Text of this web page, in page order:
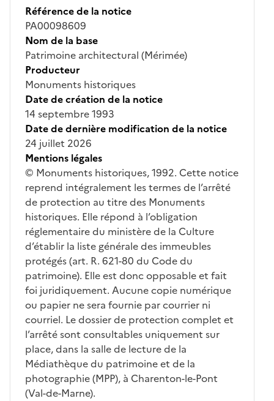
Référence de la notice
PA00098609
Nom de la base
Patrimoine architectural (Mérimée)
Producteur
Monuments historiques
Date de création de la notice
14 septembre 1993
Date de dernière modification de la notice
24 juillet 2026
Mentions légales
© Monuments historiques, 1992. Cette notice
reprend intégralement les termes de l’arrêté
de protection au titre des Monuments
historiques. Elle répond à l’obligation
réglementaire du ministère de la Culture
d’établir la liste générale des immeubles
protégés (art. R. 621-80 du Code du
patrimoine). Elle est donc opposable et fait
foi juridiquement. Aucune copie numérique
ou papier ne sera fournie par courrier ni
courriel. Le dossier de protection complet et
l’arrêté sont consultables uniquement sur
place, dans la salle de lecture de la
Médiathèque du patrimoine et de la
photographie (MPP), à Charenton-le-Pont
(Val-de-Marne).